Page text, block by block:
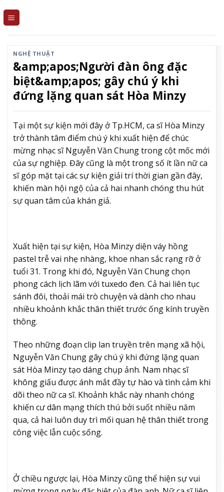
NGHỆ THUẬT
&amp;apos;Người đàn ông đặc
biệt&amp;apos; gây chú ý khi
đứng lặng quan sát Hòa Minzy
Tại một sự kiện mới đây ở Tp.HCM, ca sĩ Hòa Minzy
trở thành tâm điểm chú ý khi xuất hiện để chúc
mừng nhạc sĩ Nguyễn Văn Chung trong cột mốc mới
của sự nghiệp. Đây cũng là một trong số ít lần nữ ca
sĩ góp mặt tại các sự kiện giải trí thời gian gần đây,
khiến màn hội ngộ của cả hai nhanh chóng thu hút
sự quan tâm của khán giả.
Xuất hiện tại sự kiện, Hòa Minzy diện váy hồng
pastel trễ vai nhẹ nhàng, khoe nhan sắc rạng rỡ ở
tuổi 31. Trong khi đó, Nguyễn Văn Chung chọn
phong cách lịch lãm với tuxedo đen. Cả hai liên tục
sánh đôi, thoải mái trò chuyện và dành cho nhau
nhiều khoảnh khắc thân thiết trước ống kính truyền
thông.
Theo những đoạn clip lan truyền trên mạng xã hội,
Nguyễn Văn Chung gây chú ý khi đứng lặng quan
sát Hòa Minzy tạo dáng chụp ảnh. Nam nhạc sĩ
không giấu được ánh mắt đầy tự hào và tình cảm khi
dõi theo nữ ca sĩ. Khoảnh khắc này nhanh chóng
khiến cư dân mạng thích thú bởi suốt nhiều năm
qua, cả hai luôn duy trì mối quan hệ thân thiết trong
công việc lẫn cuộc sống.
Ở chiều ngược lại, Hòa Minzy cũng thể hiện sự vui